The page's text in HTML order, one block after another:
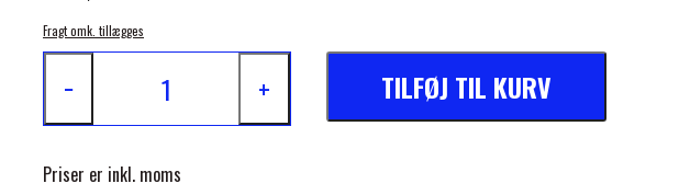
Fragt omk. tillægges
− + TILFØJ TIL KURV
Priser er inkl. moms